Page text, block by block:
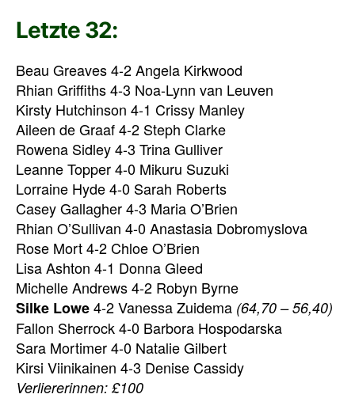
Letzte 32:
Beau Greaves 4-2 Angela Kirkwood
Rhian Griffiths 4-3 Noa-Lynn van Leuven
Kirsty Hutchinson 4-1 Crissy Manley
Aileen de Graaf 4-2 Steph Clarke
Rowena Sidley 4-3 Trina Gulliver
Leanne Topper 4-0 Mikuru Suzuki
Lorraine Hyde 4-0 Sarah Roberts
Casey Gallagher 4-3 Maria O’Brien
Rhian O’Sullivan 4-0 Anastasia Dobromyslova
Rose Mort 4-2 Chloe O’Brien
Lisa Ashton 4-1 Donna Gleed
Michelle Andrews 4-2 Robyn Byrne
Silke Lowe4-2 Vanessa Zuidema (64,70 – 56,40)
Fallon Sherrock 4-0 Barbora Hospodarska
Sara Mortimer 4-0 Natalie Gilbert
Kirsi Viinikainen 4-3 Denise Cassidy
Verliererinnen: £100